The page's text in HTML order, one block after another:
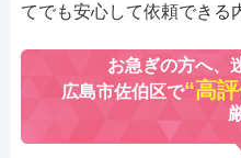
てでも安心して依頼できる
お急ぎの方へ、
広島市佐伯区で“高